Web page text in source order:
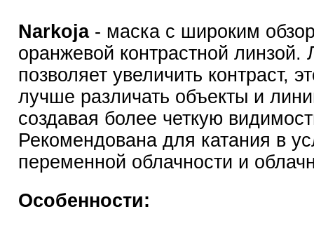
Narkoja - маска с широким
оранжевой контрастной линзой.
позволяет увеличить контраст,
лучше различать объекты и
создавая более четкую
Рекомендована для катания в
переменной облачности и
Особенности: